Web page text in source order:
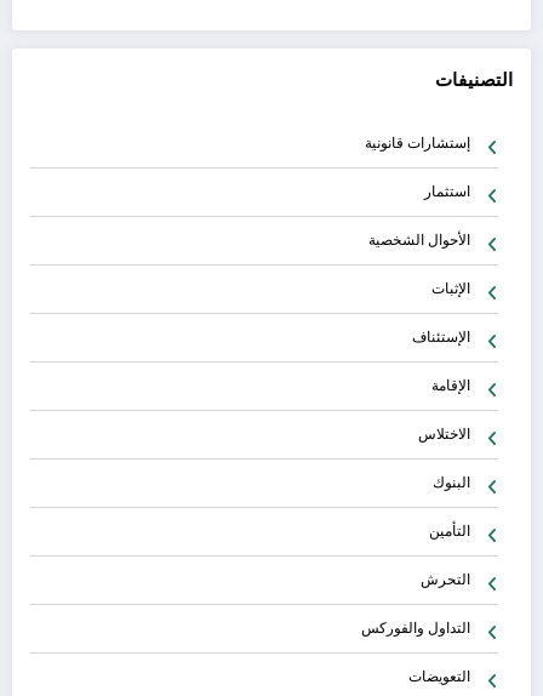
التصنيفات
إستشارات قانونية
استثمار
الأحوال الشخصية
الإثبات
الإستئناف
الإقامة
الاختلاس
البنوك
التأمين
التحرش
التداول والفوركس
التعويضات